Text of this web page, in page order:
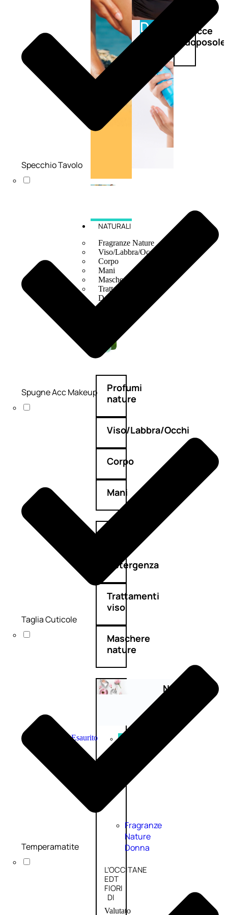
DoposoleDocce
doposole
NATURALI
Fragranze Nature
Viso/Labbra/Occhi Nature
Corpo
Mani
Maschera Nature
Trattamenti Viso
Detergenza
Profumi
nature
Viso/Labbra/Occhi
Corpo
Mani
Detergenza
Trattamenti
viso
Maschere
nature
Novità
Esaurito
Fragranze
Nature
Donna
L’OCCITANE
EDT
FIORI
DI
Valutato
Specchio Tavolo
Spugne Acc Makeup
Taglia Cuticole
Temperamatite